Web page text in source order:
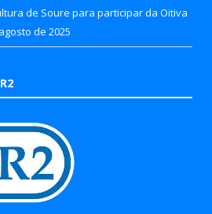
de Soure para participar da Oitiva
de 2025